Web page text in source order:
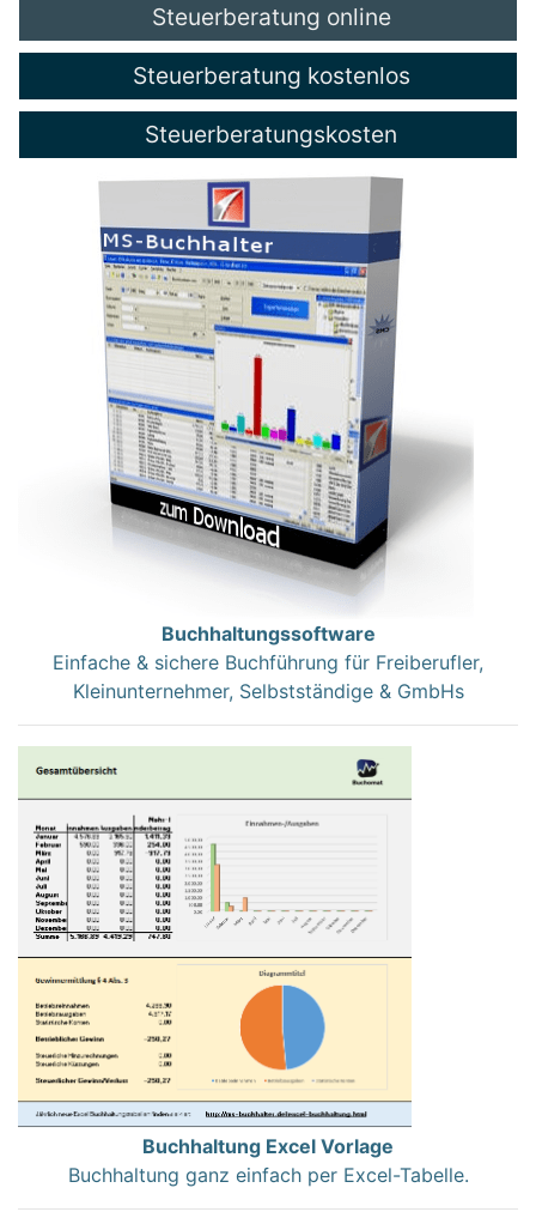
Steuerberatung online
Steuerberatung kostenlos
Steuerberatungskosten
Buchhaltungssoftware
Einfache & sichere Buchführung für Freiberufler,
Kleinunternehmer, Selbstständige & GmbHs
Buchhaltung Excel Vorlage
Buchhaltung ganz einfach per Excel-Tabelle.